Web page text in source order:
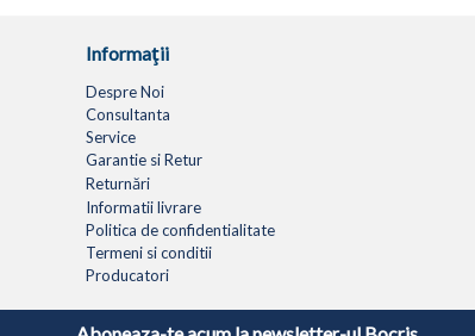
Informaţii
Despre Noi
Consultanta
Service
Garantie si Retur
Returnări
Informatii livrare
Politica de confidentialitate
Termeni si conditii
Producatori